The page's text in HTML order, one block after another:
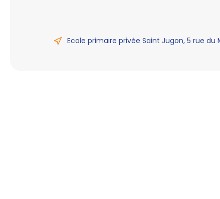
Ecole primaire privée Saint Jugon, 5 rue du